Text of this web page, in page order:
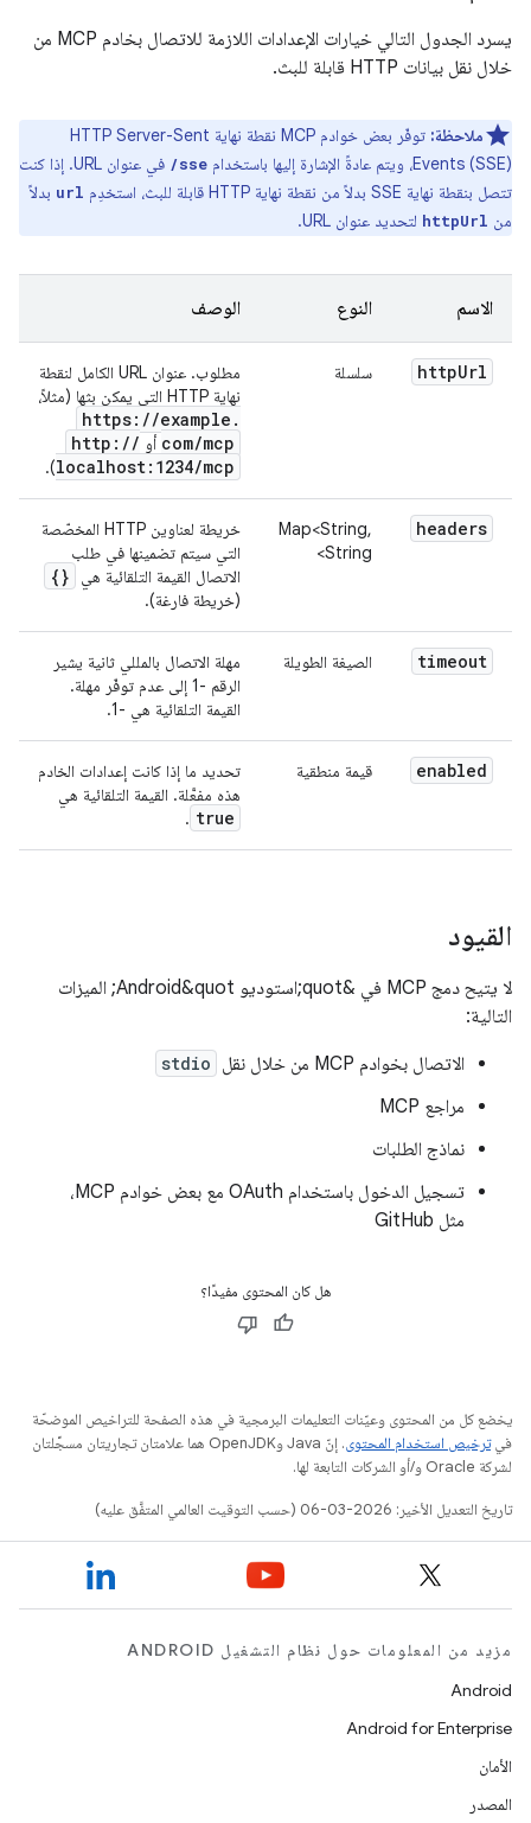
يسرد الجدول التالي خيارات الإعدادات اللازمة للاتصال بخادم MCP من
خلال نقل بيانات HTTP قابلة للبث.
ملاحظة:
توفّر بعض خوادم MCP نقطة نهاية HTTP Server-Sent
Events (SSE)، ويتم عادةً الإشارة إليها باستخدام
/sse
في عنوان URL. إذا كنت
تتصل بنقطة نهاية SSE بدلاً من نقطة نهاية HTTP قابلة للبث، استخدِم
url بدلاً
من httpUrl لتحديد عنوان URL.
الاسم النوع الوصف
httpUrl سلسلة
مطلوب. عنوان URL الكامل لنقطة
نهاية HTTP التي يمكن بثها (مثلاً،
https: //example .
com/mcp أو http: //
localhost:1234/mcp
).
headers
Map<String,
String>
خريطة لعناوين HTTP المخصّصة
التي سيتم تضمينها في طلب
الاتصال القيمة التلقائية هي
{}
(خريطة فارغة).
timeout الصيغة الطويلة
مهلة الاتصال بالمللي ثانية يشير
الرقم -1 إلى عدم توفّر مهلة.
القيمة التلقائية هي -1.
enabled قيمة منطقية
تحديد ما إذا كانت إعدادات الخادم
هذه مفعَّلة. القيمة التلقائية هي
true
.
القيود
لا يتيح دمج MCP في &quot;استوديو Android&quot; الميزات
التالية:
الاتصال بخوادم MCP من خلال نقل
stdio
مراجع MCP
نماذج الطلبات
تسجيل الدخول باستخدام OAuth مع بعض خوادم MCP،
مثل GitHub
هل كان المحتوى مفيدًا؟
يخضع كل من المحتوى وعيّنات التعليمات البرمجية في هذه الصفحة للتراخيص الموضحّة
فيترخيص استخدام المحتوى
. إنّ Java وOpenJDK هما علامتان تجاريتان مسجَّلتان
لشركة Oracle و/أو الشركات التابعة لها.
تاريخ التعديل الأخير: 2026-03-06 (حسب التوقيت العالمي المتفَّق عليه)
مزيد من المعلومات حول نظام التشغيل ANDROID
Android
Android for Enterprise
الأمان
المصدر